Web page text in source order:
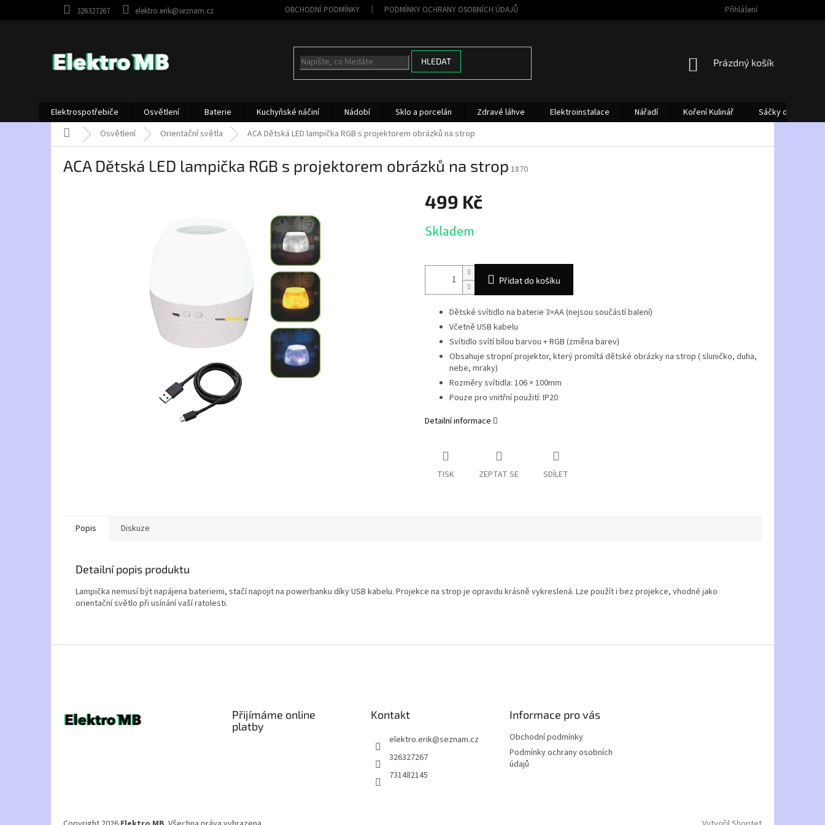
326327267 elektro.erik@seznam.cz OBCHODNÍ PODMÍNKY PODMÍNKY OCHRANY OSOBNÍCH ÚDAJŮ Přihlášení
HLEDAT
NÁKUPNÍ
Prázdný košík
Elektrospotřebiče Osvětlení Baterie Kuchyňské náčiní Nádobí Sklo a porcelán Zdravé láhve Elektroinstalace Nářadí Koření Kulinář
Sáčky do
Domů
Osvětlení Orientační světla ACA Dětská LED lampička RGB s projektorem obrázků na strop
ACA Dětská LED lampička RGB s projektorem obrázků na strop 1870
499 Kč
cena:
Skladem
Přidat do košíku
Dětské svítidlo na baterie 3×AA (nejsou součástí balení)
Včetně USB kabelu
Svítidlo svítí bílou barvou + RGB (změna barev)
Obsahuje stropní projektor, který promítá dětské obrázky na strop ( sluničko, duha,
nebe, mraky)
Rozměry svítidla: 106 × 100mm
Pouze pro vnitřní použití: IP20
Detailní informace
TISK ZEPTAT SE SDÍLET
Popis Diskuze
Detailní popis produktu
Lampička nemusí být napájena bateriemi, stačí napojit na powerbanku díky USB kabelu. Projekce na strop je opravdu krásně vykreslená. Lze použít i bez projekce, vhodné jako
orientační světlo při usínání vaší ratolesti.
Přijímáme online
platby
Kontakt
elektro.erik@seznam.cz
326327267
731482145
Informace pro vás
Obchodní podmínky
Podmínky ochrany osobních
údajů